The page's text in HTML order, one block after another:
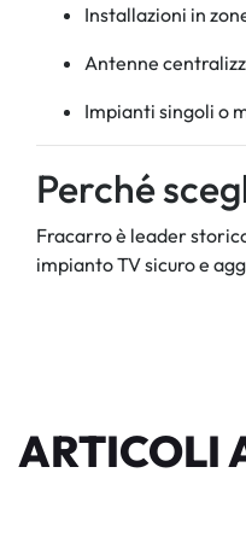
Installazioni in
Antenne
Impianti singoli o
Perché
Fracarro è leader
impianto TV sicuro e
ARTICOLI